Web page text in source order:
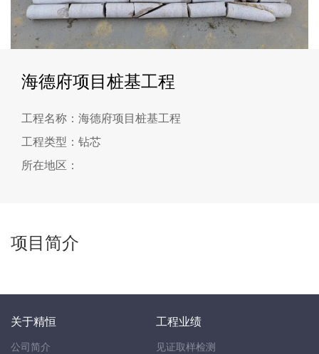
海德府项目桩基工程
工程名称：海德府项目桩基工程
工程类型：钻芯
所在地区：
项目简介
关于精恒
公司简介
工程业绩
见证取样检测